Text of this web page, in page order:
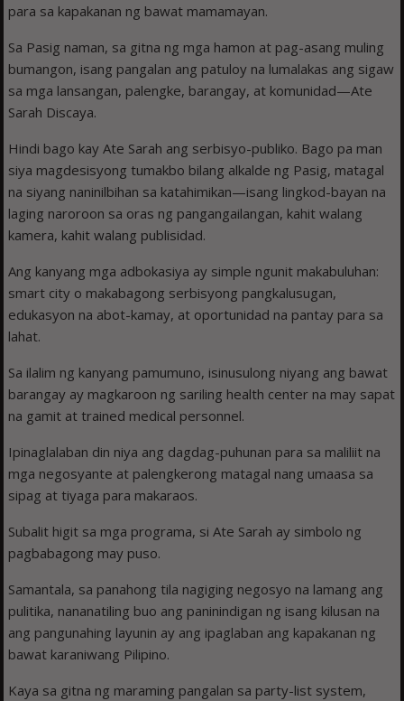
para sa kapakanan ng bawat mamamayan.
Sa Pasig naman, sa gitna ng mga hamon at pag-asang muling
bumangon, isang pangalan ang patuloy na lumalakas ang sigaw
sa mga lansangan, palengke, barangay, at komunidad—Ate
Sarah Discaya.
Hindi bago kay Ate Sarah ang serbisyo-publiko. Bago pa man
siya magdesisyong tumakbo bilang alkalde ng Pasig, matagal
na siyang naninilbihan sa katahimikan—isang lingkod-bayan na
laging naroroon sa oras ng pangangailangan, kahit walang
kamera, kahit walang publisidad.
Ang kanyang mga adbokasiya ay simple ngunit makabuluhan:
smart city o makabagong serbisyong pangkalusugan,
edukasyon na abot-kamay, at oportunidad na pantay para sa
lahat.
Sa ilalim ng kanyang pamumuno, isinusulong niyang ang bawat
barangay ay magkaroon ng sariling health center na may sapat
na gamit at trained medical personnel.
Ipinaglalaban din niya ang dagdag-puhunan para sa maliliit na
mga negosyante at palengkerong matagal nang umaasa sa
sipag at tiyaga para makaraos.
Subalit higit sa mga programa, si Ate Sarah ay simbolo ng
pagbabagong may puso.
Samantala, sa panahong tila nagiging negosyo na lamang ang
pulitika, nananatiling buo ang paninindigan ng isang kilusan na
ang pangunahing layunin ay ang ipaglaban ang kapakanan ng
bawat karaniwang Pilipino.
Kaya sa gitna ng maraming pangalan sa party-list system,